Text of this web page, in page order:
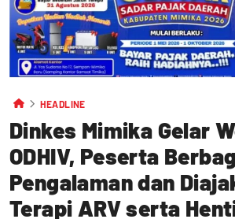
HEADLINE
Dinkes Mimika Gelar
ODHIV, Peserta
Pengalaman dan
Terapi ARV serta